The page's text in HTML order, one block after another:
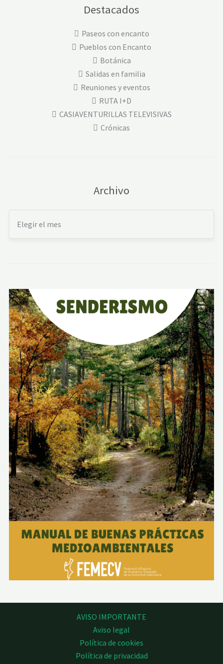
Destacados
Paseos con encanto
Pueblos con Encanto
Botánica
Salidas en familia
Reuniones y eventos
RUTA I+D
CASIAVENTURILLAS TELEVISIVAS
Crónicas
Archivo
AVISO IMPORTANTE
Aviso legal
Política de cookies
Política de privacidad